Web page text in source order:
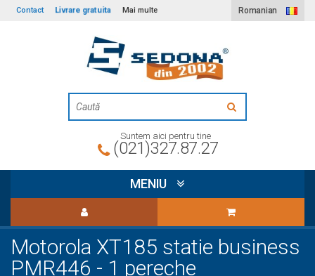
Contact Livrare gratuita Mai multe Romanian
Suntem aici pentru tine
(021)327.87.27
MENIU
Motorola XT185 statie business
PMR446 - 1 pereche